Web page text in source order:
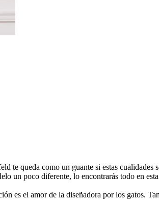
te queda como un guante si estas
un poco diferente, lo encontrarás todo en
es el amor de la diseñadora por los gatos.